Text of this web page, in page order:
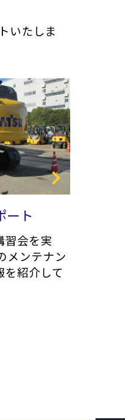
いたしま
ート
習会を実
メンテナン
を紹介して